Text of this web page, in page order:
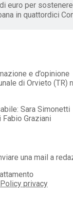
euro per
in quattordici
e d’opinione
di Orvieto (TR)
Sara Simonetti
Graziani
una mail a
Policy privacy